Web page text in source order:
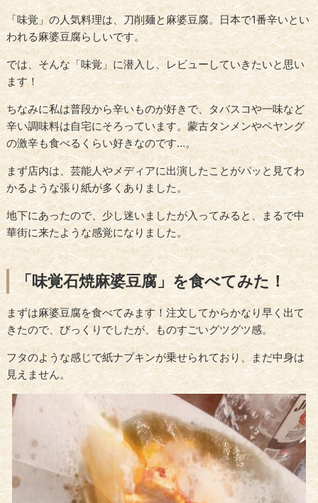
「味覚」の人気料理は、刀削麺と麻婆豆腐。日本で1番辛いとい
われる麻婆豆腐らしいです。
では、そんな「味覚」に潜入し、レビューしていきたいと思い
ます！
ちなみに私は普段から辛いものが好きで、タバスコや一味など
辛い調味料は自宅にそろっています。蒙古タンメンやペヤング
の激辛も食べるくらい好きなのです…。
まず店内は、芸能人やメディアに出演したことがパッと見てわ
かるような張り紙が多くありました。
地下にあったので、少し迷いましたが入ってみると、まるで中
華街に来たような感覚になりました。
「味覚石焼麻婆豆腐」を食べてみた！
まずは麻婆豆腐を食べてみます！注文してからかなり早く出て
きたので、びっくりでしたが、ものすごいグツグツ感。
フタのような感じで紙ナプキンが乗せられており、まだ中身は
見えません。